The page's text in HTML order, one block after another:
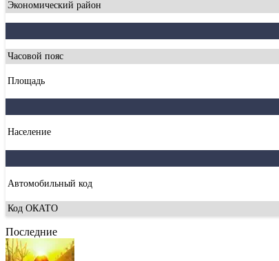
Экономический район
Часовой пояс
Площадь
Население
Автомобильный код
Код ОКАТО
Последние